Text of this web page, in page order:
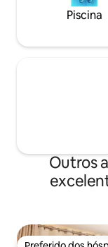
Piscina
Outros